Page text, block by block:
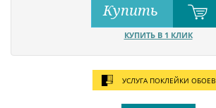
Купить
КУПИТЬ В 1 КЛИК
УСЛУГА ПОКЛЕЙКИ ОБОЕВ